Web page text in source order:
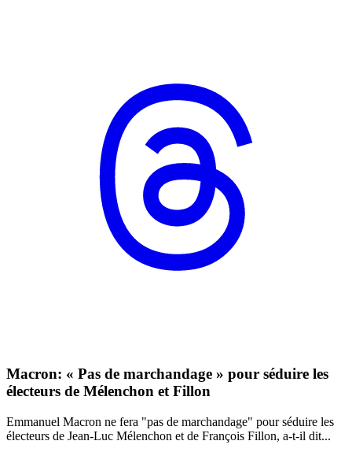
Macron: « Pas de marchandage » pour séduire les
électeurs de Mélenchon et Fillon
Emmanuel Macron ne fera "pas de marchandage" pour séduire les
électeurs de Jean-Luc Mélenchon et de François Fillon, a-t-il dit...